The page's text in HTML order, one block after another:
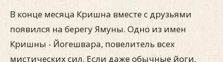
В конце месяца Кришна вместе с друзьями
появился на берегу Ямуны. Одно из имен
Кришны - Йогешвара, повелитель всех
мистических сил. Если даже обычные йоги,